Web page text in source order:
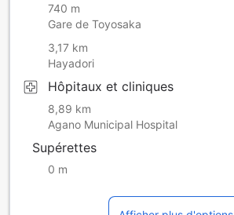
740 m
Gare de Toyosaka
3,17 km
Hayadori
Hôpitaux et cliniques
8,89 km
Agano Municipal Hospital
Supérettes
0 m